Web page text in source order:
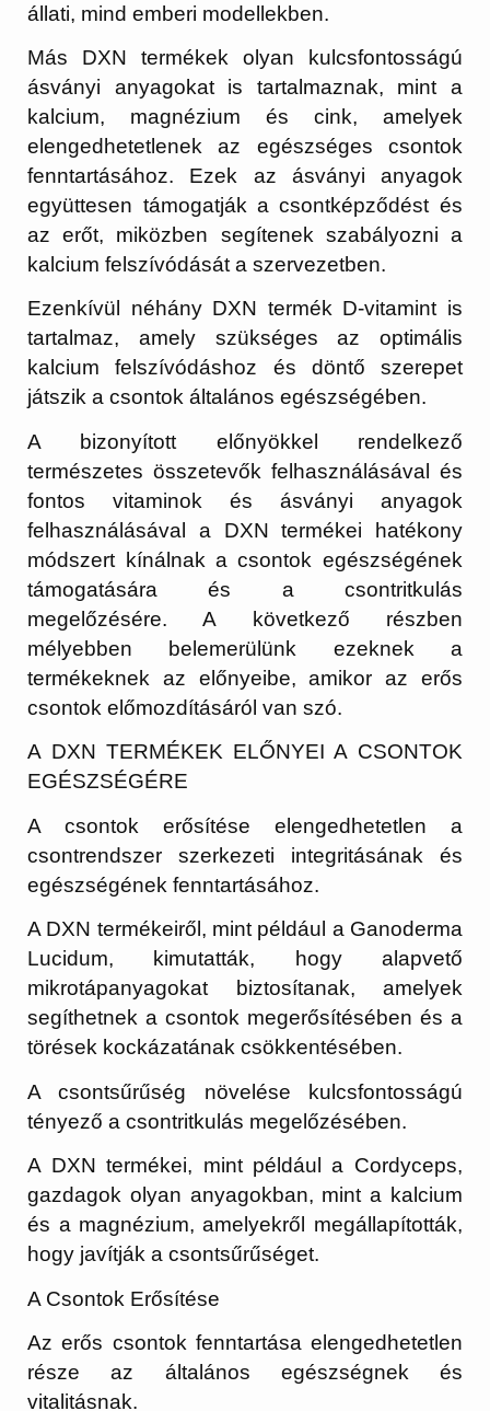
állati, mind emberi modellekben.
Más DXN termékek olyan kulcsfontosságú
ásványi anyagokat is tartalmaznak, mint a
kalcium, magnézium és cink, amelyek
elengedhetetlenek az egészséges csontok
fenntartásához. Ezek az ásványi anyagok
együttesen támogatják a csontképződést és
az erőt, miközben segítenek szabályozni a
kalcium felszívódását a szervezetben.
Ezenkívül néhány DXN termék D-vitamint is
tartalmaz, amely szükséges az optimális
kalcium felszívódáshoz és döntő szerepet
játszik a csontok általános egészségében.
A bizonyított előnyökkel rendelkező
természetes összetevők felhasználásával és
fontos vitaminok és ásványi anyagok
felhasználásával a DXN termékei hatékony
módszert kínálnak a csontok egészségének
támogatására és a csontritkulás
megelőzésére. A következő részben
mélyebben belemerülünk ezeknek a
termékeknek az előnyeibe, amikor az erős
csontok előmozdításáról van szó.
A DXN TERMÉKEK ELŐNYEI A CSONTOK
EGÉSZSÉGÉRE
A csontok erősítése elengedhetetlen a
csontrendszer szerkezeti integritásának és
egészségének fenntartásához.
A DXN termékeiről, mint például a Ganoderma
Lucidum, kimutatták, hogy alapvető
mikrotápanyagokat biztosítanak, amelyek
segíthetnek a csontok megerősítésében és a
törések kockázatának csökkentésében.
A csontsűrűség növelése kulcsfontosságú
tényező a csontritkulás megelőzésében.
A DXN termékei, mint például a Cordyceps,
gazdagok olyan anyagokban, mint a kalcium
és a magnézium, amelyekről megállapították,
hogy javítják a csontsűrűséget.
A Csontok Erősítése
Az erős csontok fenntartása elengedhetetlen
része az általános egészségnek és
vitalitásnak.